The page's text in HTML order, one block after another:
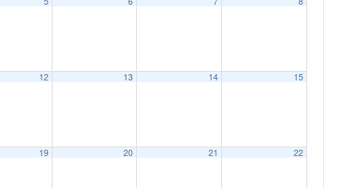
12 13 14 15
19 20 21 22